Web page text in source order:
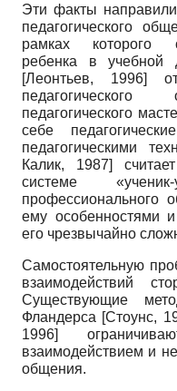
Эти факты
педагогического
рамках которого
ребенка в учебной
[Леонтьев, 1996]
педагогического
себе
педагогическими
Калик, 1987]
системе «ученик-
профессионального
ему особенностями и
его чрезвычайно
Самостоятельную
взаимодействий
Существующие
Фландерса [Стоунс,
1996]
взаимодействием и
общения.